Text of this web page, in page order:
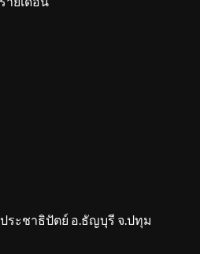
ระชาธิปัตย์ อ.ธัญบุรี จ.ปทุม